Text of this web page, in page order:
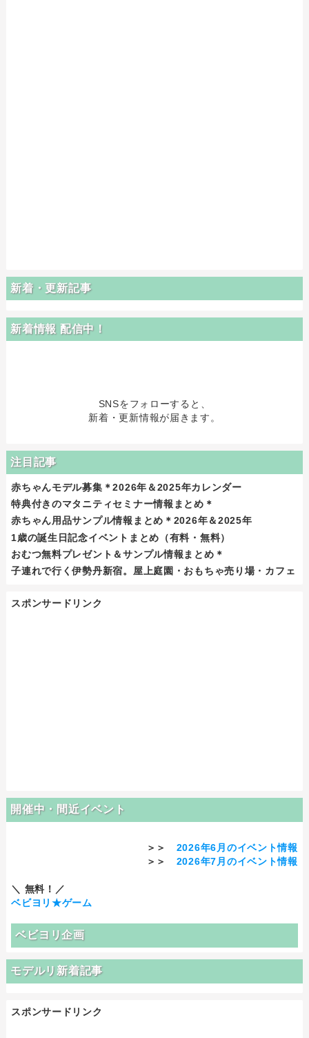
新着・更新記事
新着情報 配信中！
SNSをフォローすると、
新着・更新情報が届きます。
注目記事
赤ちゃんモデル募集＊2026年＆2025年カレンダー
特典付きのマタニティセミナー情報まとめ＊
赤ちゃん用品サンプル情報まとめ＊2026年＆2025年
1歳の誕生日記念イベントまとめ（有料・無料）
おむつ無料プレゼント＆サンプル情報まとめ＊
子連れで行く伊勢丹新宿。屋上庭園・おもちゃ売り場・カフェ
スポンサードリンク
開催中・間近イベント
＞＞ 2026年6月のイベント情報
＞＞ 2026年7月のイベント情報
＼ 無料！／
ベビヨリ★ゲーム
ベビヨリ企画
モデルリ新着記事
スポンサードリンク